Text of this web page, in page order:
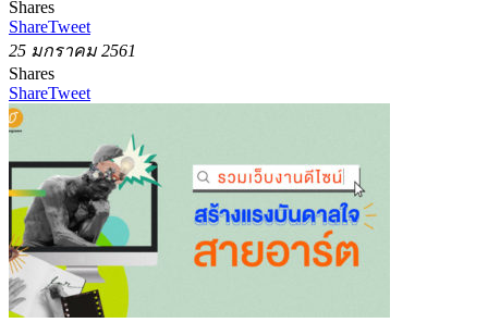
Shares
ShareTweet
25 มกราคม 2561
Shares
ShareTweet